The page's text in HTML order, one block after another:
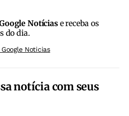
Notíciase receba os
do dia.
Google Noticias
notícia com seus